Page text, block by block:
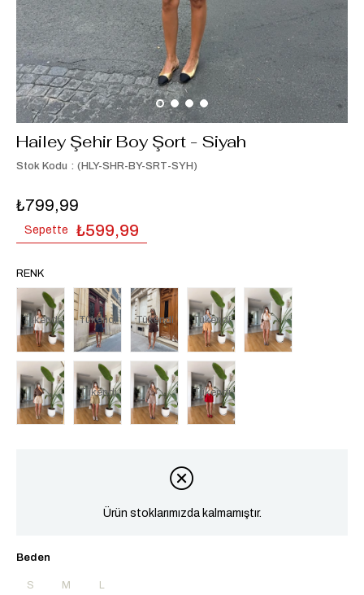
Hailey Şehir Boy Şort - Siyah
Stok Kodu (HLY-SHR-BY-SRT-SYH)
₺799,99
Sepette ₺599,99
RENK
Tükendi Tükendi Tükendi Tükendi
Tükendi Tükendi
Ürün stoklarımızda kalmamıştır.
Beden
S M L